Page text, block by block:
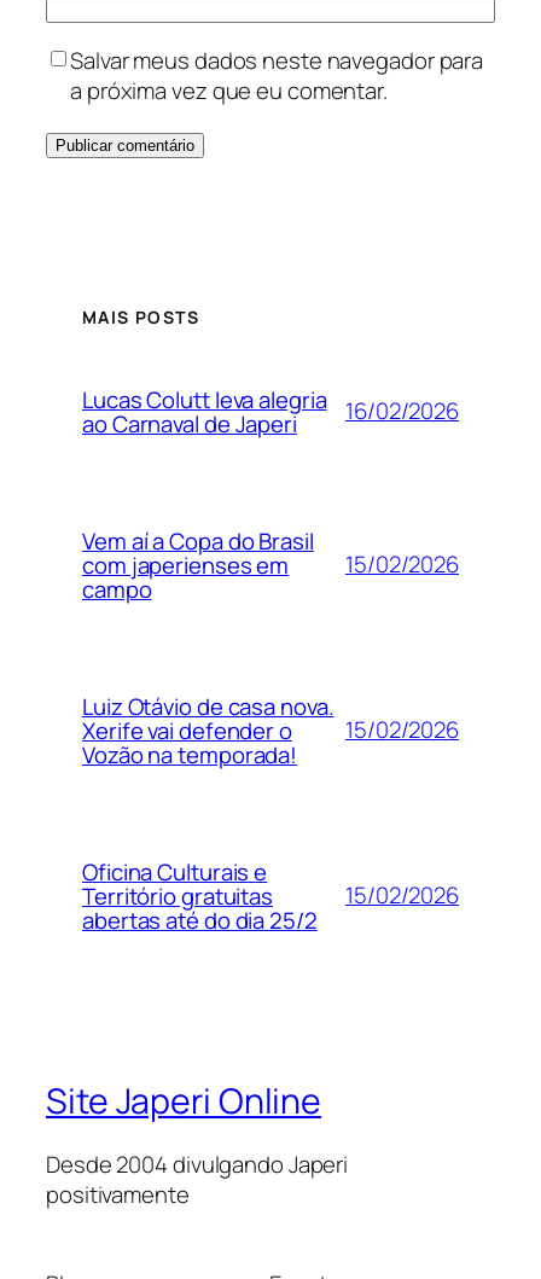
Salvar meus dados neste navegador para
a próxima vez que eu comentar.
MAIS POSTS
Lucas Colutt leva alegria
ao Carnaval de Japeri 16/02/2026
Vem aí a Copa do Brasil
com japerienses em
campo
15/02/2026
Luiz Otávio de casa nova.
Xerife vai defender o
Vozão na temporada!
15/02/2026
Oficina Culturais e
Território gratuitas
abertas até do dia 25/2
15/02/2026
Site Japeri Online
Desde 2004 divulgando Japeri
positivamente